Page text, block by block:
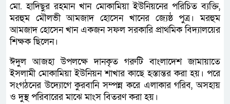
মো. হাদিছুর রহমান খান মোকামিয়া ইউনিয়নের পরিচিত ব্যক্তি,
মরহুম মৌলভী আমজাদ হোসেন খানের জ্যেষ্ঠ পুত্র। মরহুম
আমজাদ হোসেন খান একজন সফল সরকারি প্রাথমিক বিদ্যালয়ের
শিক্ষক ছিলেন।
ঈদুল আজহা উপলক্ষে দানকৃত গরুটি বাংলাদেশ জামায়াতে
ইসলামী মোকামিয়া ইউনিয়ন শাখার কাছে হস্তান্তর করা হয়। পরে
সংগঠনের উদ্যোগে কুরবানি সম্পন্ন করে এলাকার গরিব, অসহায়
ও দুস্থ পরিবারের মাঝে মাংস বিতরণ করা হয়।